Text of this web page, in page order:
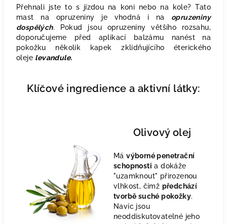
Přehnali jste to s jízdou na koni nebo na kole? Tato
mast na opruzeniny je vhodná i na
opruzeniny
dospělých. Pokud jsou opruzeniny většího rozsahu,
doporučujeme před aplikací balzámu nanést
na
pokožku několik kapek zklidňujícího éterického
oleje levandule.
Klíčové ingredience a aktivní látky:
Olivový olej
Mávýborné penetrační
schopnosti a dokáže
"uzamknout" přirozenou
vlhkost, čímž předchází
tvorbě suché pokožky.
Navíc jsou
neoddiskutovatelné jeho